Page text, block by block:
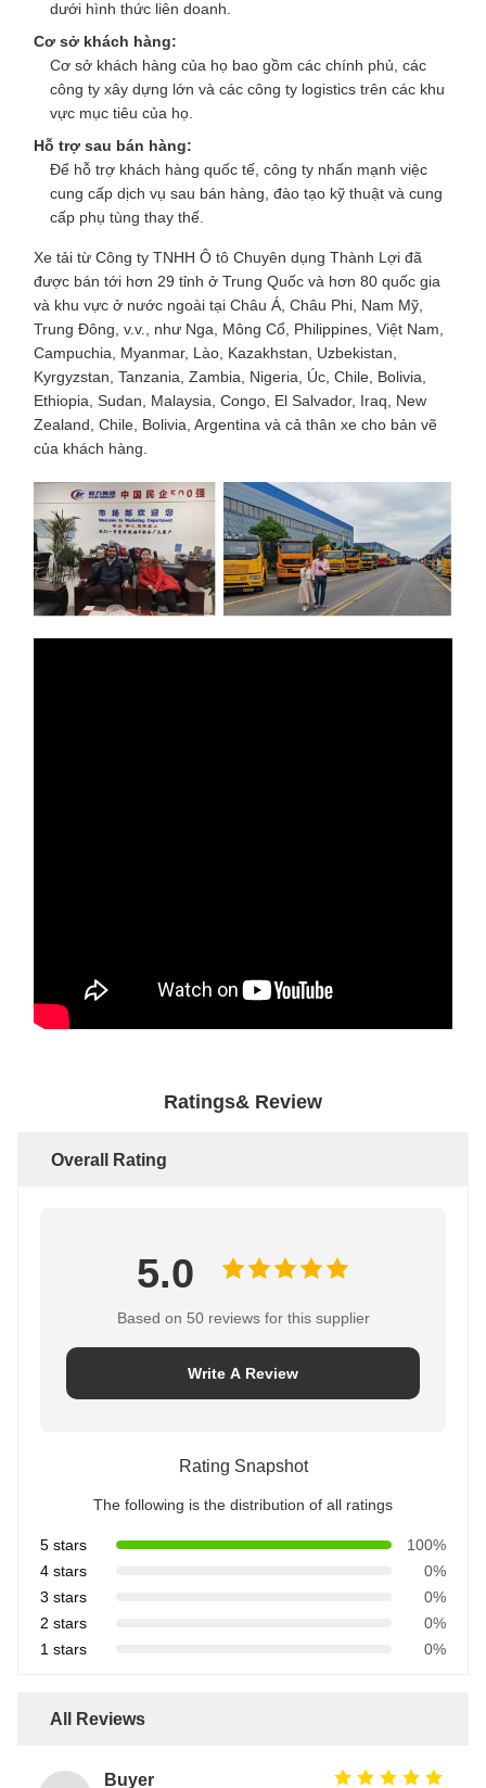
dưới hình thức liên doanh.
Cơ sở khách hàng:
Cơ sở khách hàng của họ bao gồm các chính phủ, các
công ty xây dựng lớn và các công ty logistics trên các khu
vực mục tiêu của họ.
Hỗ trợ sau bán hàng:
Để hỗ trợ khách hàng quốc tế, công ty nhấn mạnh việc
cung cấp dịch vụ sau bán hàng, đào tạo kỹ thuật và cung
cấp phụ tùng thay thế.
Xe tải từ Công ty TNHH Ô tô Chuyên dụng Thành Lợi đã
được bán tới hơn 29 tỉnh ở Trung Quốc và hơn 80 quốc gia
và khu vực ở nước ngoài tại Châu Á, Châu Phi, Nam Mỹ,
Trung Đông, v.v., như Nga, Mông Cổ, Philippines, Việt Nam,
Campuchia, Myanmar, Lào, Kazakhstan, Uzbekistan,
Kyrgyzstan, Tanzania, Zambia, Nigeria, Úc, Chile, Bolivia,
Ethiopia, Sudan, Malaysia, Congo, El Salvador, Iraq, New
Zealand, Chile, Bolivia, Argentina và cả thân xe cho bản vẽ
của khách hàng.
Ratings& Review
Overall Rating
5.0
Based on 50 reviews for this supplier
Write A Review
Rating Snapshot
The following is the distribution of all ratings
5 stars
100%
4 stars
0%
3 stars
0%
2 stars
0%
1 stars
0%
All Reviews
Buyer